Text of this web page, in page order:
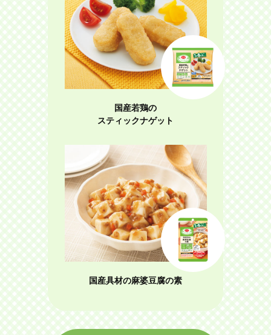
国産若鶏の
スティックナゲット
国産具材の麻婆豆腐の素